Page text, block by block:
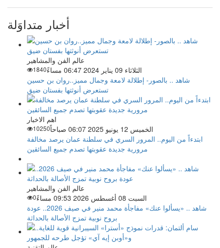
أخبار متداوَلة
عالم الفن والمشاهير
الثلاثاء 09 يناير 2024 06:47 مساءً
1840
شاهد .. بالصور- إطلالة لامعة وجمال مميز..روان بن حسين
تستعرض أنوثتها بفستان ضيق
اهم الاخبار
الخميس 12 يونيو 2025 06:07 صباحاً
10250
ابتدءاً من اليوم.. المرور السري في سلطنة عمان يرصد مخالفة
مرورية جديدة عقوبتها تصدم جميع السائقين
عالم الفن والمشاهير
السبت 08 أغسطس 2026 09:53 مساءً
0
شاهد .. «يسألوا عنك» مفاجأة محمد منير في صيف 2026.. عودة
بروح نوبية تمزج الأصالة بالحداثة